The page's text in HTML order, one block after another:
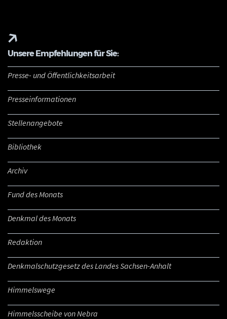
Unsere Empfehlungen für Sie:
Presse- und Öffentlichkeitsarbeit
Presseinformationen
Stellenangebote
Bibliothek
Archiv
Fund des Monats
Denkmal des Monats
Redaktion
Denkmalschutzgesetz des Landes Sachsen-Anhalt
Himmelswege
Himmelsscheibe von Nebra